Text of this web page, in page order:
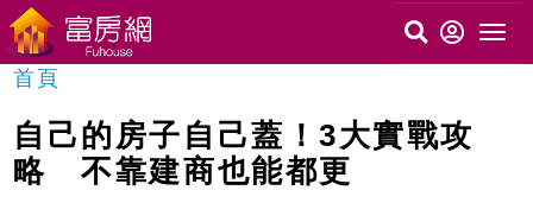
首頁
自己的房子自己蓋！3大實戰攻
略 不靠建商也能都更